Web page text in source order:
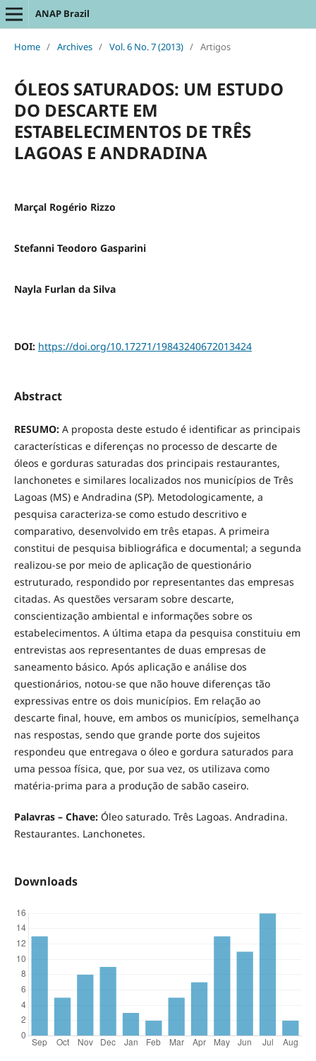
ANAP Brazil
Home / Archives / Vol. 6 No. 7 (2013) / Artigos
ÓLEOS SATURADOS: UM ESTUDO
DO DESCARTE EM
ESTABELECIMENTOS DE TRÊS
LAGOAS E ANDRADINA
Marçal Rogério Rizzo
Stefanni Teodoro Gasparini
Nayla Furlan da Silva
DOI: https://doi.org/10.17271/19843240672013424
Abstract
RESUMO:A proposta deste estudo é identificar as principais
características e diferenças no processo de descarte de
óleos e gorduras saturadas dos principais restaurantes,
lanchonetes e similares localizados nos municípios de Três
Lagoas (MS) e Andradina (SP). Metodologicamente, a
pesquisa caracteriza-se como estudo descritivo e
comparativo, desenvolvido em três etapas. A primeira
constitui de pesquisa bibliográfica e documental; a segunda
realizou-se por meio de aplicação de questionário
estruturado, respondido por representantes das empresas
citadas. As questões versaram sobre descarte,
conscientização ambiental e informações sobre os
estabelecimentos. A última etapa da pesquisa constituiu em
entrevistas aos representantes de duas empresas de
saneamento básico. Após aplicação e análise dos
questionários, notou-se que não houve diferenças tão
expressivas entre os dois municípios. Em relação ao
descarte final, houve, em ambos os municípios, semelhança
nas respostas, sendo que grande porte dos sujeitos
respondeu que entregava o óleo e gordura saturados para
uma pessoa física, que, por sua vez, os utilizava como
matéria-prima para a produção de sabão caseiro.
Palavras – Chave: Óleo saturado. Três Lagoas. Andradina.
Restaurantes. Lanchonetes.
Downloads